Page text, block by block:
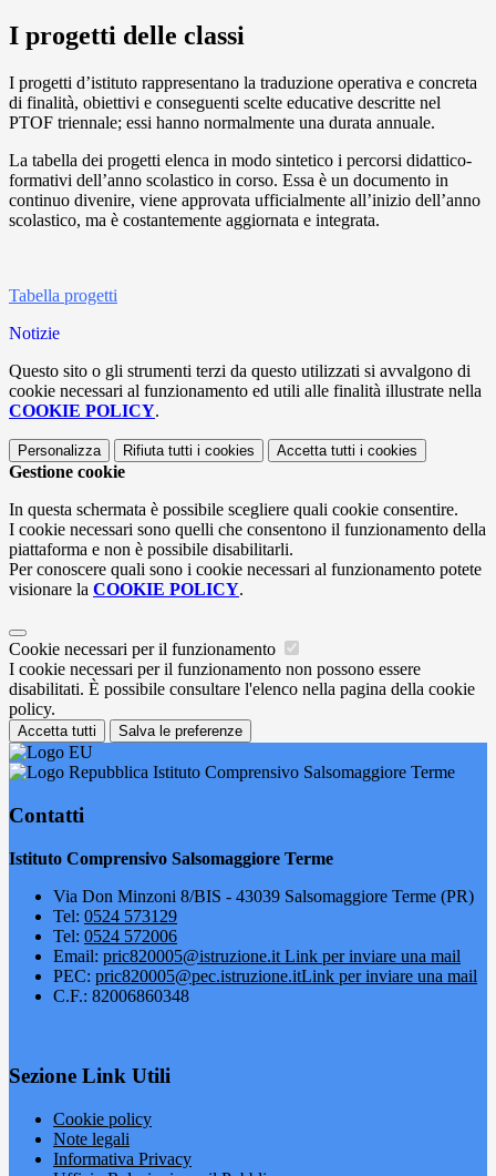
I progetti delle classi
I progetti d’istituto rappresentano la traduzione operativa e concreta
di finalità, obiettivi e conseguenti scelte educative descritte nel
PTOF triennale; essi hanno normalmente una durata annuale.
La tabella dei progetti elenca in modo sintetico i percorsi didattico-
formativi dell’anno scolastico in corso. Essa è un documento in
continuo divenire, viene approvata ufficialmente all’inizio dell’anno
scolastico, ma è costantemente aggiornata e integrata.
Tabella progetti
Notizie
Questo sito o gli strumenti terzi da questo utilizzati si avvalgono di
cookie necessari al funzionamento ed utili alle finalità illustrate nella
COOKIE POLICY.
Personalizza Rifiuta tutti i cookies Accetta tutti i cookies
Gestione cookie
In questa schermata è possibile scegliere quali cookie consentire.
I cookie necessari sono quelli che consentono il funzionamento della
piattaforma e non è possibile disabilitarli.
Per conoscere quali sono i cookie necessari al funzionamento potete
visionare la COOKIE POLICY.
Cookie necessari per il funzionamento
I cookie necessari per il funzionamento non possono essere
disabilitati. È possibile consultare l'elenco nella pagina della cookie
policy.
Accetta tutti Salva le preferenze
Istituto Comprensivo Salsomaggiore Terme
Contatti
Istituto Comprensivo Salsomaggiore Terme
Via Don Minzoni 8/BIS - 43039 Salsomaggiore Terme (PR)
Tel: 0524 573129
Tel: 0524 572006
Email: pric820005@istruzione.it Link per inviare una mail
PEC: pric820005@pec.istruzione.itLink per inviare una mail
C.F.: 82006860348
Sezione Link Utili
Cookie policy
Note legali
Informativa Privacy